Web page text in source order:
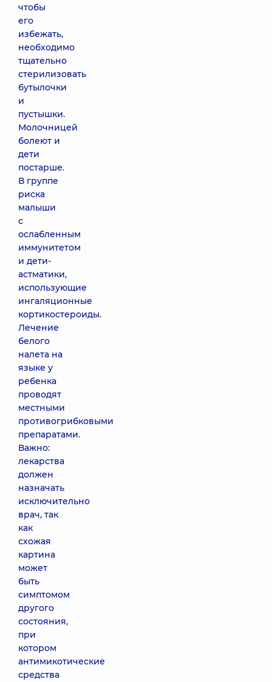
чтобы
его
избежать,
необходимо
тщательно
стерилизовать
бутылочки
и
пустышки.
Молочницей
болеют и
дети
постарше.
В группе
риска
малыши
с
ослабленным
иммунитетом
и дети-
астматики,
использующие
ингаляционные
кортикостероиды.
Лечение
белого
налета на
языке у
ребенка
проводят
местными
противогрибковыми
препаратами.
Важно:
лекарства
должен
назначать
исключительно
врач, так
как
схожая
картина
может
быть
симптомом
другого
состояния,
при
котором
антимикотические
средства